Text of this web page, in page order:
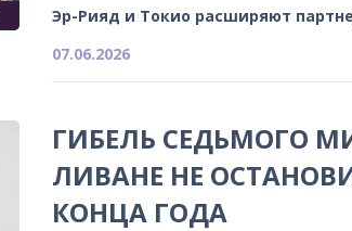
Эр-Рияд и Токио расширяют
07.06.2026
ГИБЕЛЬ СЕДЬМОГО
ЛИВАНЕ НЕ
КОНЦА ГОДА